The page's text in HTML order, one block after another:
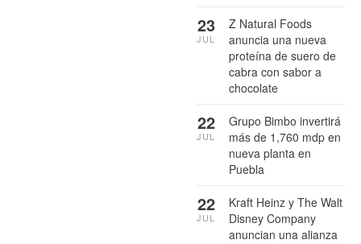
Z Natural Foods
anuncia una nueva
proteína de suero de
cabra con sabor a
chocolate
23
JUL
Grupo Bimbo invertirá
más de 1,760 mdp en
nueva planta en
Puebla
22
JUL
Kraft Heinz y The Walt
Disney Company
anuncian una alianza
22
JUL